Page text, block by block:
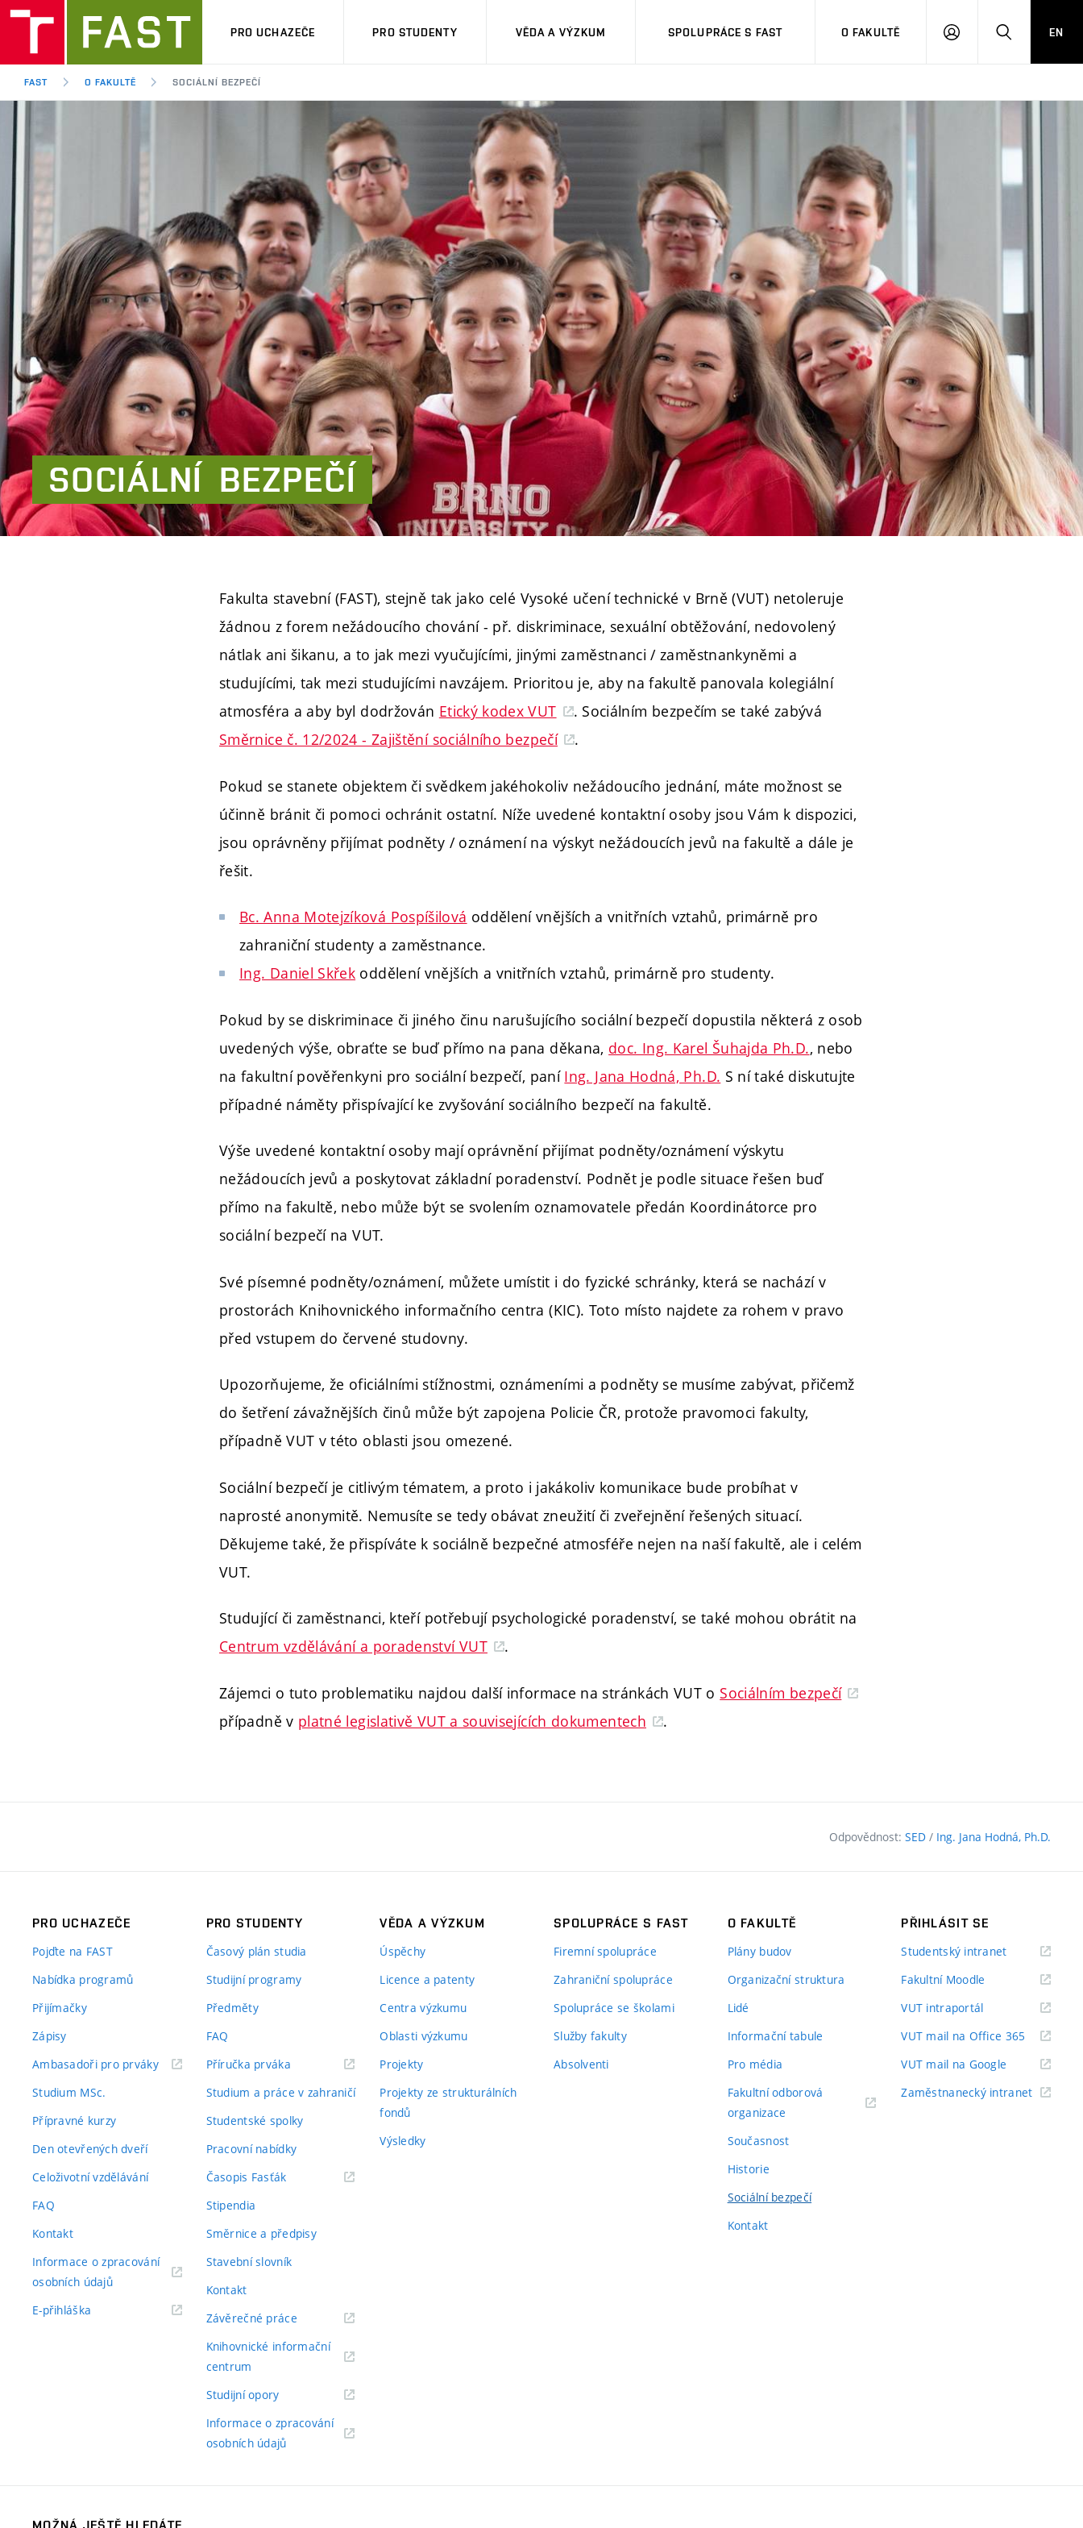
PRO UCHAZEČE PRO STUDENTY VĚDA A VÝZKUM SPOLUPRÁCE S FAST O FAKULTĚ
PŘIHLÁSITHLEDAT
EN
FAST O FAKULTĚ SOCIÁLNÍ BEZPEČÍ
SOCIÁLNÍ BEZPEČÍ
Fakulta stavební (FAST), stejně tak jako celé Vysoké učení technické v Brně (VUT) netoleruje
žádnou z forem nežádoucího chování - př. diskriminace, sexuální obtěžování, nedovolený
nátlak ani šikanu, a to jak mezi vyučujícími, jinými zaměstnanci / zaměstnankyněmi a
studujícími, tak mezi studujícími navzájem. Prioritou je, aby na fakultě panovala kolegiální
atmosféra a aby byl dodržován Etický kodex VUT
. Sociálním bezpečím se také zabývá
Směrnice č. 12/2024 - Zajištění sociálního bezpečí
.
Pokud se stanete objektem či svědkem jakéhokoliv nežádoucího jednání, máte možnost se
účinně bránit či pomoci ochránit ostatní. Níže uvedené kontaktní osoby jsou Vám k dispozici,
jsou oprávněny přijímat podněty / oznámení na výskyt nežádoucích jevů na fakultě a dále je
řešit.
Bc. Anna Motejzíková Pospíšilová oddělení vnějších a vnitřních vztahů, primárně pro
zahraniční studenty a zaměstnance.
Ing. Daniel Skřek oddělení vnějších a vnitřních vztahů, primárně pro studenty.
Pokud by se diskriminace či jiného činu narušujícího sociální bezpečí dopustila některá z osob
uvedených výše, obraťte se buď přímo na pana děkana, doc. Ing. Karel Šuhajda Ph.D., nebo
na fakultní pověřenkyni pro sociální bezpečí, paní Ing. Jana Hodná, Ph.D. S ní také diskutujte
případné náměty přispívající ke zvyšování sociálního bezpečí na fakultě.
Výše uvedené kontaktní osoby mají oprávnění přijímat podněty/oznámení výskytu
nežádoucích jevů a poskytovat základní poradenství. Podnět je podle situace řešen buď
přímo na fakultě, nebo může být se svolením oznamovatele předán Koordinátorce pro
sociální bezpečí na VUT.
Své písemné podněty/oznámení, můžete umístit i do fyzické schránky, která se nachází v
prostorách Knihovnického informačního centra (KIC). Toto místo najdete za rohem v pravo
před vstupem do červené studovny.
Upozorňujeme, že oficiálními stížnostmi, oznámeními a podněty se musíme zabývat, přičemž
do šetření závažnějších činů může být zapojena Policie ČR, protože pravomoci fakulty,
případně VUT v této oblasti jsou omezené.
Sociální bezpečí je citlivým tématem, a proto i jakákoliv komunikace bude probíhat v
naprosté anonymitě. Nemusíte se tedy obávat zneužití či zveřejnění řešených situací.
Děkujeme také, že přispíváte k sociálně bezpečné atmosféře nejen na naší fakultě, ale i celém
VUT.
Studující či zaměstnanci, kteří potřebují psychologické poradenství, se také mohou obrátit na
Centrum vzdělávání a poradenství VUT
.
Zájemci o tuto problematiku najdou další informace na stránkách VUT o Sociálním bezpečí
případně v platné legislativě VUT a souvisejících dokumentech .
Odpovědnost: SED / Ing. Jana Hodná, Ph.D.
PRO UCHAZEČE
Pojďte na FAST
Nabídka programů
Přijímačky
Zápisy
Ambasadoři pro prváky(externí
Studium MSc.
Přípravné kurzy
Den otevřených dveří
Celoživotní vzdělávání
FAQ
Kontakt
Informace o zpracování
osobních údajů(externí
E-přihláška
PRO STUDENTY
Časový plán studia
Studijní programy
Předměty
FAQ
Příručka prváka(externí
Studium a práce v zahraničí
Studentské spolky
Pracovní nabídky
Časopis Fasťák(externí
Stipendia
Směrnice a předpisy
Stavební slovník
Kontakt
Závěrečné práce(externí
Knihovnické informační
centrum
Studijní opory(externí
Informace o zpracování
osobních údajů(externí
VĚDA A VÝZKUM
Úspěchy
Licence a patenty
Centra výzkumu
Oblasti výzkumu
Projekty
Projekty ze strukturálních
fondů
Výsledky
SPOLUPRÁCE S FAST
Firemní spolupráce
Zahraniční spolupráce
Spolupráce se školami
Služby fakulty
Absolventi
O FAKULTĚ
Plány budov
Organizační struktura
Lidé
Informační tabule
Pro média
Fakultní odborová
organizace
Současnost
Historie
Sociální bezpečí
Kontakt
PŘIHLÁSIT SE
Studentský intranet(externí
Fakultní Moodle
VUT intraportál(externí
VUT mail na Office 365 (externí
odkaz)
VUT mail na Google (externí
Zaměstnanecký intranet(externí